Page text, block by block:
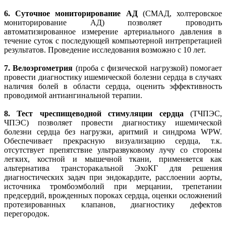
6.Суточное мониторирование АД(СМАД, холтеровское
мониторирование АД) позволяет проводить
автоматизированное измерение артериального давления в
течение суток с последующей компьютерной интрепретацией
результатов. Проведение исследования возможно с 10 лет.
7. Велоэргометрия (проба с физической нагрузкой) помогает
провести диагностику ишемической болезни сердца в случаях
наличия болей в области сердца, оценить эффективность
проводимой антиангинальной терапии.
8. Тест чреспищеводной стимуляции сердца (ТЧПЭС,
ЧПЭС) позволяет провести диагностику ишемической
болезни сердца без нагрузки, аритмий и синдрома WPW.
Обеспечивает прекрасную визуализацию сердца, т.к.
отсутствует препятствие ультразвуковому лучу со стороны
легких, костной и мышечной ткани, применяется как
альтернатива трансторакальной ЭхоКГ для решения
диагностических задач при эндокардите, расслоении аорты,
источника тромбоэмболий при мерцании, трепетании
предсердий, врожденных пороках сердца, оценки осложнений
протезированных клапанов, диагностику дефектов
перегородок.